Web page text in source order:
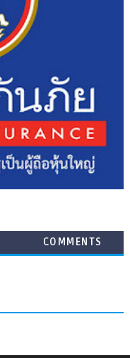
COMMENTS